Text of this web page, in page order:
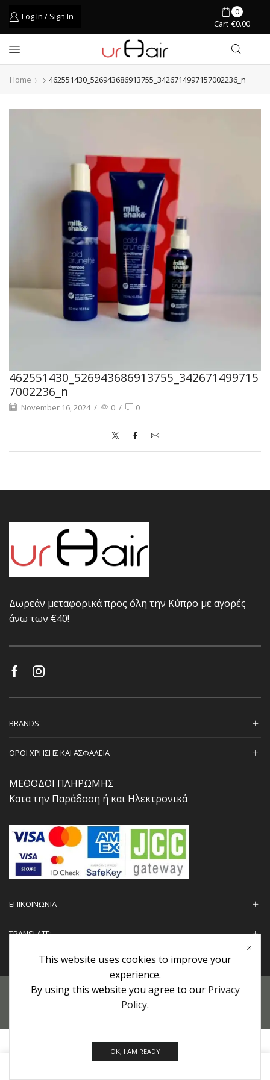
Log In / Sign In
0
Cart €0.00
Home 462551430_526943686913755_3426714997157002236_n
462551430_526943686913755_342671499715
7002236_n
November 16, 2024 / 0 / 0
Δωρεάν μεταφορικά προς όλη την Κύπρο με αγορές
άνω των €40!
BRANDS
ΟΡΟΙ ΧΡΗΣΗΣ ΚΑΙ ΑΣΦΑΛΕΙΑ
ΜΕΘΟΔΟΙ ΠΛΗΡΩΜΗΣ
Κατα την Παράδοση ή και Ηλεκτρονικά
ΕΠΙΚΟΙΝΩΝΙΑ
TRANSLATE:
Προσωπικά Δεδομένα|Πολιτική Επιστροφών| Εγγυήσεις
Copyright © 2022 urHair | #MadeBy
0
This website uses cookies to improve your
experience.
By using this website you agree to our Privacy
Policy.
OK, I AM READY